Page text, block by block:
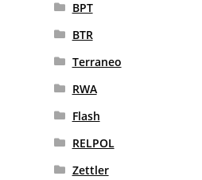
BPT
BTR
Terraneo
RWA
Flash
RELPOL
Zettler